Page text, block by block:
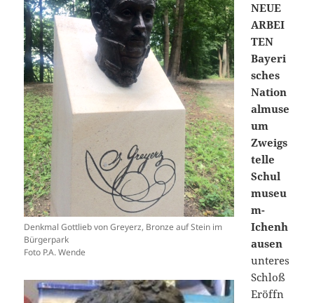
Denkmal Gottlieb von Greyerz, Bronze auf Stein im
Bürgerpark
Foto P.A. Wende
NEUE
ARBEI
TEN
Bayeri
sches
Nation
almuse
um
Zweigs
telle
Schul
museu
m-
Ichenh
ausen
unteres
Schloß
Eröffn